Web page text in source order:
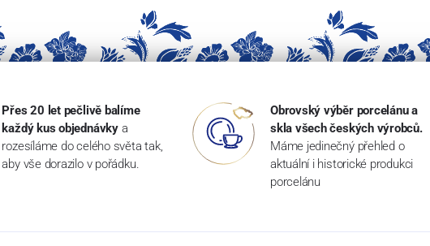
Přes 20 let pečlivě balíme
každý kus objednávky a
rozesíláme do celého světa tak,
aby vše dorazilo v pořádku.
Obrovský výběr porcelánu a
skla všech českých výrobců.
Máme jedinečný přehled o
aktuální i historické produkci
porcelánu